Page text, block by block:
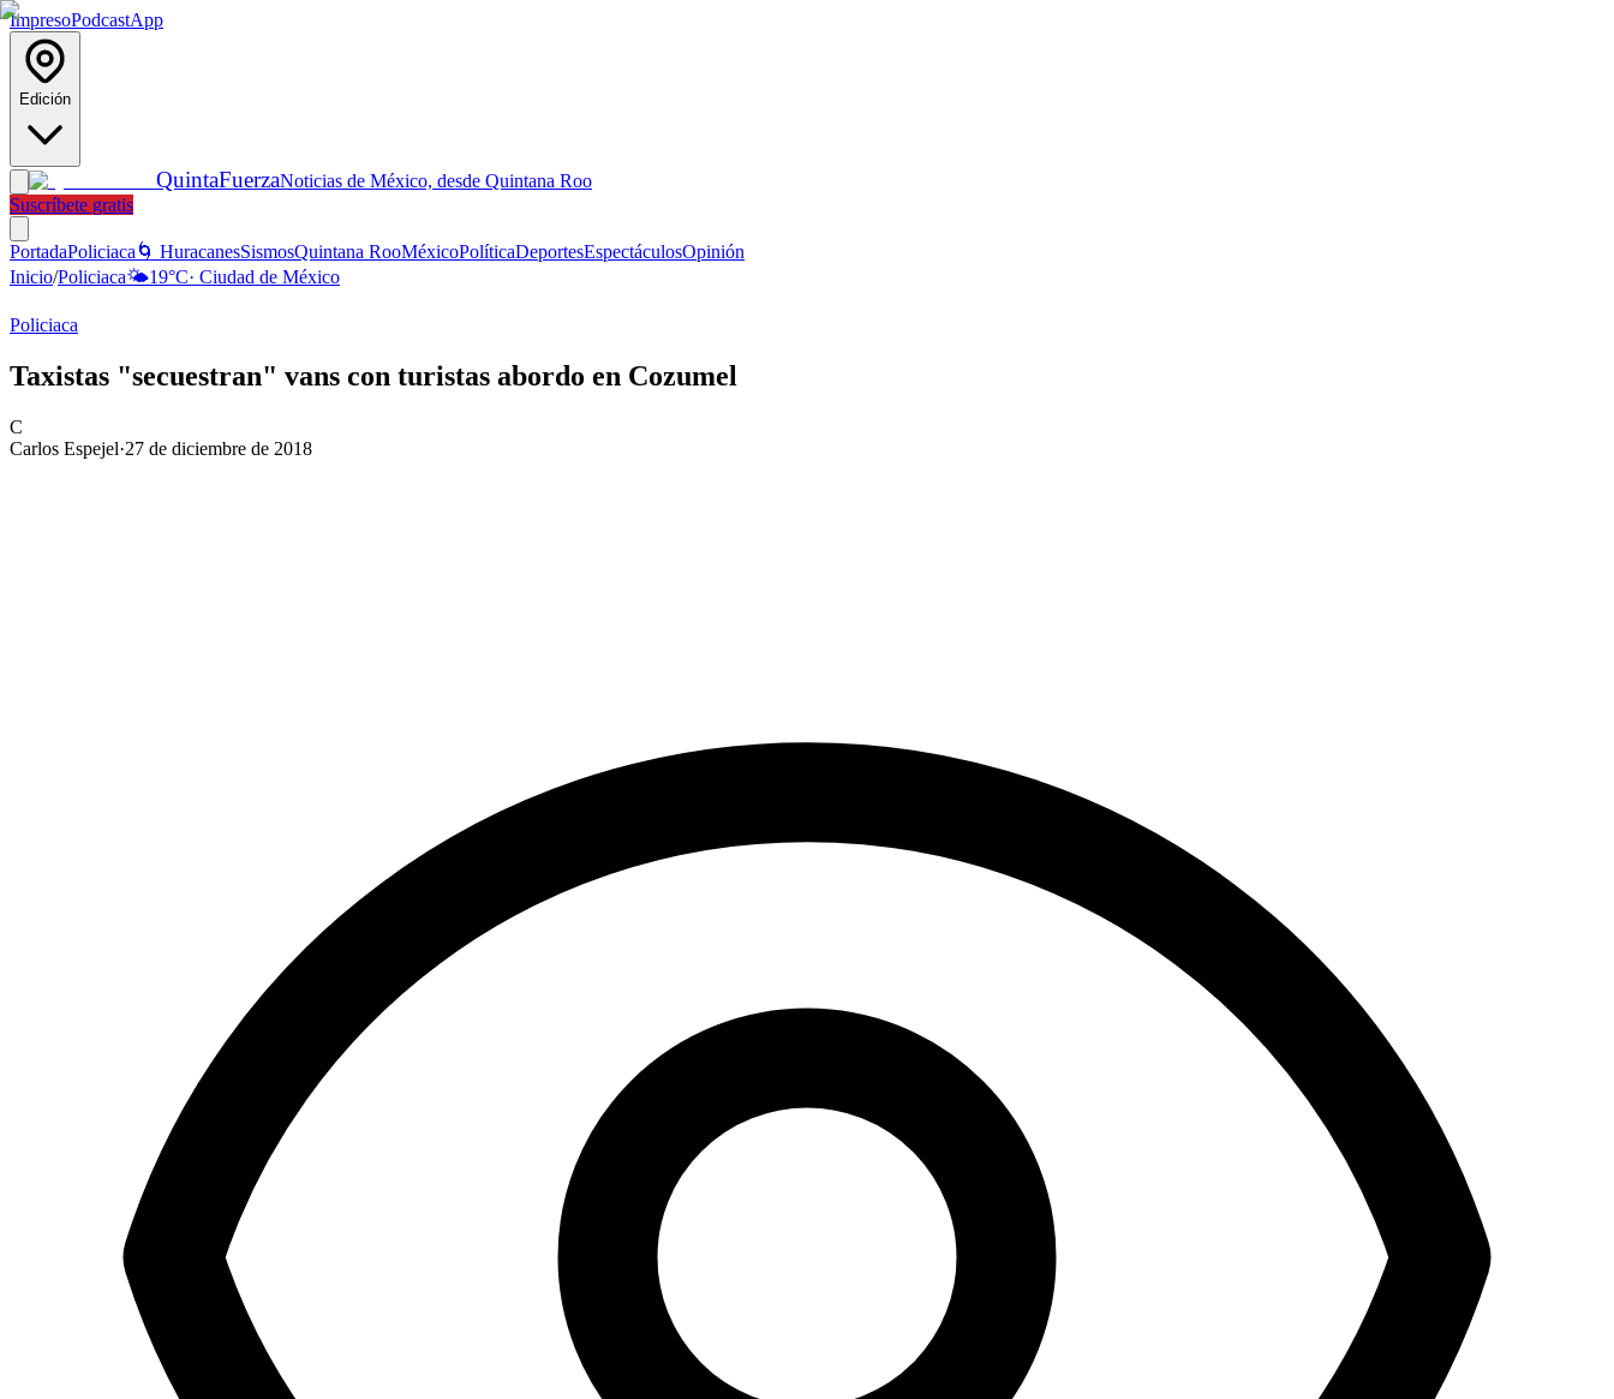
ImpresoPodcastApp
Edición
QuintaFuerzaNoticias de México, desde Quintana Roo
Suscríbete gratis
PortadaPoliciaca 🌀 HuracanesSismosQuintana RooMéxicoPolíticaDeportesEspectáculosOpinión
Inicio/Policiaca🌤️19°C· Ciudad de México
Policiaca
Taxistas "secuestran" vans con turistas abordo en Cozumel
C
Carlos Espejel·27 de diciembre de 2018